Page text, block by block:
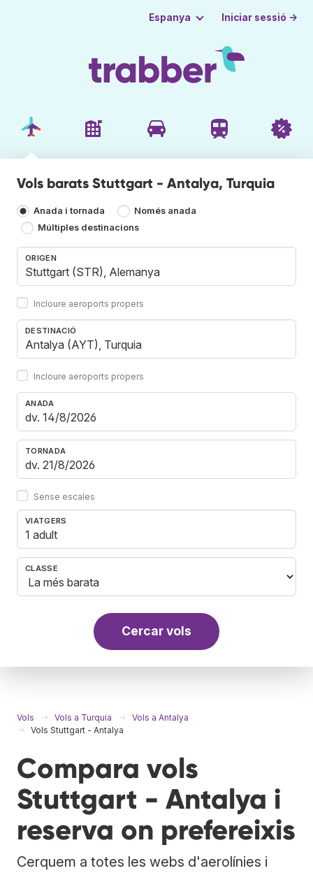
Espanya Iniciar sessió →
Vols barats Stuttgart - Antalya, Turquia
Anada i tornada
Només anada
Múltiples destinacions
ORIGEN
Incloure aeroports propers
DESTINACIÓ
Incloure aeroports propers
ANADA
TORNADA
Sense escales
VIATGERS
1 adult
CLASSE
Cercar vols
Vols Vols a Turquia
Vols a Antalya
Vols Stuttgart - Antalya
Compara vols
Stuttgart - Antalya i
reserva on prefereixis
Cerquem a totes les webs d'aerolínies i